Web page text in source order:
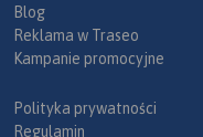
Blog
Reklama w Traseo
Kampanie promocyjne
Polityka prywatności
Regulamin